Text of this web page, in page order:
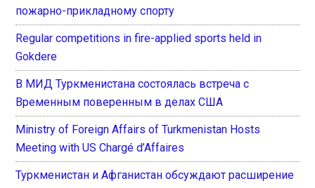
пожарно-прикладному спорту
Regular competitions in fire-applied sports held in
Gokdere
В МИД Туркменистана состоялась встреча с
Временным поверенным в делах США
Ministry of Foreign Affairs of Turkmenistan Hosts
Meeting with US Chargé d’Affaires
Туркменистан и Афганистан обсуждают расширение